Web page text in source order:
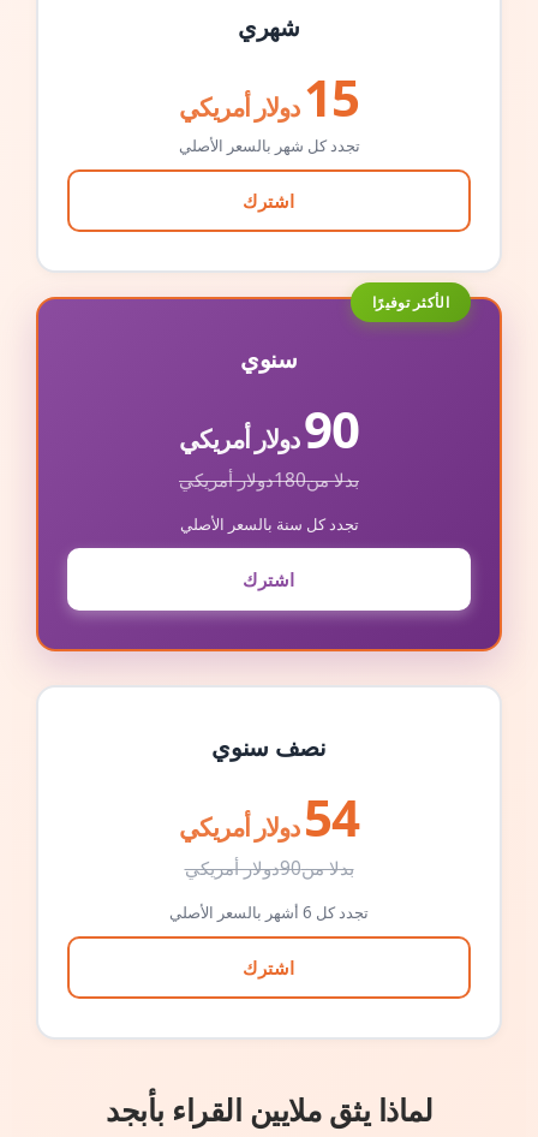
شهري
15 دولار أمريكي
تجدد كل شهر بالسعر الأصلي
اشترك
الأكثر توفيرًا
سنوي
90دولار أمريكي
بدلا من180دولار أمريكي
تجدد كل سنة بالسعر الأصلي
اشترك
نصف سنوي
54 دولار أمريكي
بدلا من90دولار أمريكي
تجدد كل 6 أشهر بالسعر الأصلي
اشترك
لماذا يثق ملايين القراء بأبجد